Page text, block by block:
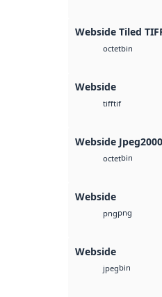
Webside Tiled
octetbin
Webside
tifftif
Webside Jpeg2000
octetbin
Webside
pngpng
Webside
jpegbin